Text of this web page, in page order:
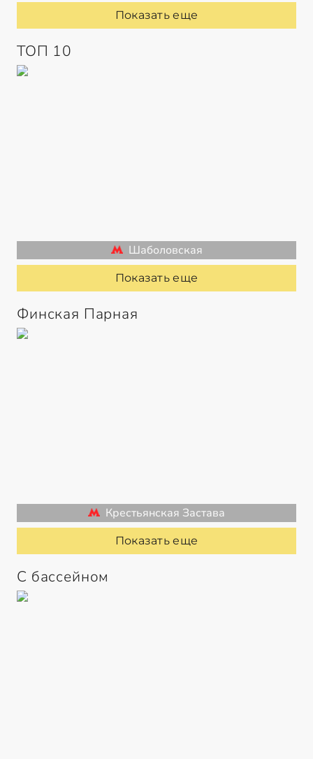
Показать еще
ТОП 10
Шаболовская
Показать еще
Финская Парная
Крестьянская Застава
Показать еще
С бассейном